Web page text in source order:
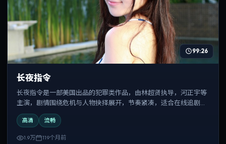
99:26
长夜指令
长夜指令是一部美国出品的犯罪类作品，由林超贤执导，河正宇等
主演，剧情围绕危机与人物抉择展开，节奏紧凑，适合在线追剧与
反复观看。
高清 流畅
1.9万 119个月前